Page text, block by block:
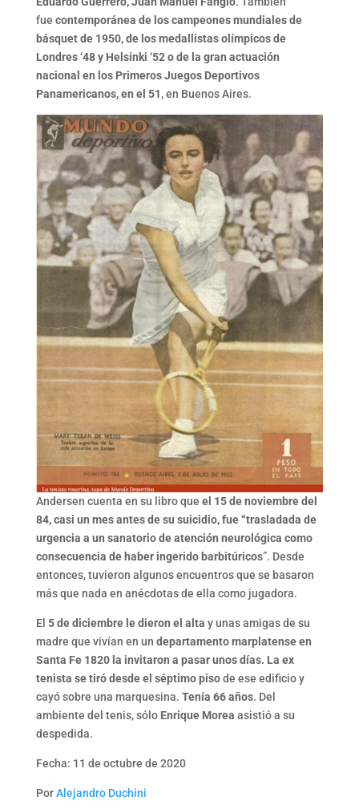
fue contemporánea de los campeones mundiales de
básquet de 1950, de los medallistas olímpicos de
Londres ‘48 y Helsinki ‘52 o de la gran actuación
nacional en los Primeros Juegos Deportivos
Panamericanos, en el 51, en Buenos Aires.
Andersen cuenta en su libro que el 15 de noviembre del
84, casi un mes antes de su suicidio, fue “trasladada de
urgencia a un sanatorio de atención neurológica como
consecuencia de haber ingerido barbitúricos”. Desde
entonces, tuvieron algunos encuentros que se basaron
más que nada en anécdotas de ella como jugadora.
El 5 de diciembre le dieron el alta y unas amigas de su
madre que vivían en un departamento marplatense en
Santa Fe 1820 la invitaron a pasar unos días. La ex
tenista se tiró desde el séptimo pisode ese edificio y
cayó sobre una marquesina. Tenía 66 años. Del
ambiente del tenis, sólo Enrique Morea asistió a su
despedida.
Fecha: 11 de octubre de 2020
PorAlejandro Duchini